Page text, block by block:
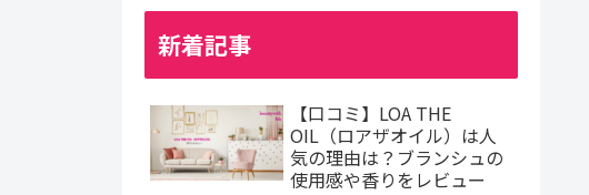
新着記事
【口コミ】LOA THE
OIL（ロアザオイル）は人
気の理由は？ブランシュの
使用感や香りをレビュー